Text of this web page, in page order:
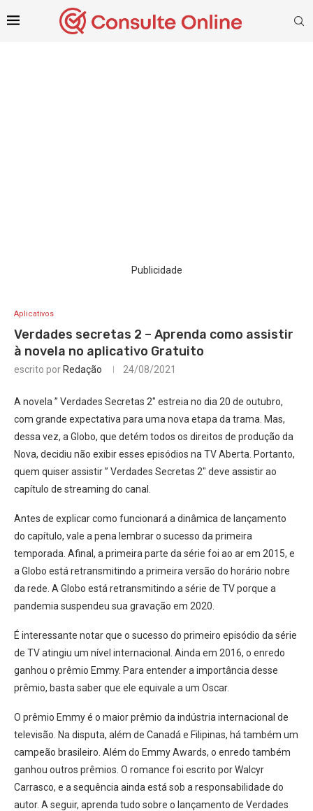
Publicidade
Aplicativos
Verdades secretas 2 – Aprenda como assistir
à novela no aplicativo Gratuito
escrito por Redação 24/08/2021
A novela ” Verdades Secretas 2″ estreia no dia 20 de outubro,
com grande expectativa para uma nova etapa da trama. Mas,
dessa vez, a Globo, que detém todos os direitos de produção da
Nova, decidiu não exibir esses episódios na TV Aberta. Portanto,
quem quiser assistir ” Verdades Secretas 2″ deve assistir ao
capítulo de streaming do canal.
Antes de explicar como funcionará a dinâmica de lançamento
do capítulo, vale a pena lembrar o sucesso da primeira
temporada. Afinal, a primeira parte da série foi ao ar em 2015, e
a Globo está retransmitindo a primeira versão do horário nobre
da rede. A Globo está retransmitindo a série de TV porque a
pandemia suspendeu sua gravação em 2020.
É interessante notar que o sucesso do primeiro episódio da série
de TV atingiu um nível internacional. Ainda em 2016, o enredo
ganhou o prêmio Emmy. Para entender a importância desse
prêmio, basta saber que ele equivale a um Oscar.
O prêmio Emmy é o maior prêmio da indústria internacional de
televisão. Na disputa, além de Canadá e Filipinas, há também um
campeão brasileiro. Além do Emmy Awards, o enredo também
ganhou outros prêmios. O romance foi escrito por Walcyr
Carrasco, e a sequência ainda está sob a responsabilidade do
autor. A seguir, aprenda tudo sobre o lançamento de Verdades